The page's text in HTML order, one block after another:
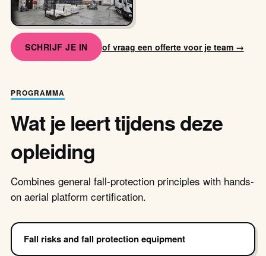
SCHRIJF JE IN of vraag een offerte voor je team →
PROGRAMMA
Wat je leert tijdens deze
opleiding
Combines general fall-protection principles with hands-
on aerial platform certification.
Fall risks and fall protection equipment